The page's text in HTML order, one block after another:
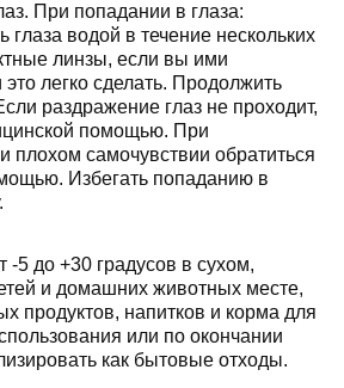
При попадании в глаза:
водой в течение нескольких
линзы, если вы ими
это легко сделать. Продолжить
раздражение глаз не проходит,
помощью. При
плохом самочувствии обратиться
Избегать попаданию в
-5 до +30 градусов в сухом,
и домашних животных месте,
продуктов, напитков и корма для
или по окончании
как бытовые отходы.